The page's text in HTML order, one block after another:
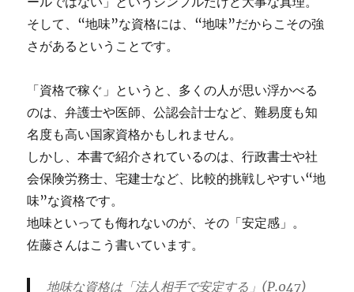
そして、“地味”な資格には、“地味”だからこその強
さがあるということです。
「資格で稼ぐ」というと、多くの人が思い浮かべる
のは、弁護士や医師、公認会計士など、難易度も知
名度も高い国家資格かもしれません。
しかし、本書で紹介されているのは、行政書士や社
会保険労務士、宅建士など、比較的挑戦しやすい“地
味”な資格です。
地味といっても侮れないのが、その「安定感」。
佐藤さんはこう書いています。
地味な資格は「法人相手で安定する」(P.047)